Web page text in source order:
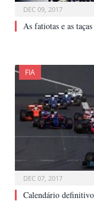
DEC 09, 2017
As fatiotas e as
FIA
DEC 07, 2017
Calendário